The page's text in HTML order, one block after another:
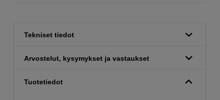
Tekniset tiedot
Arvostelut, kysymykset ja vastaukset
Tuotetiedot